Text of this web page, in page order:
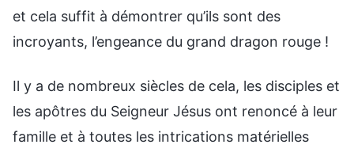
et cela suffit à démontrer qu’ils sont des
incroyants, l’engeance du grand dragon rouge !
Il y a de nombreux siècles de cela, les disciples et
les apôtres du Seigneur Jésus ont renoncé à leur
famille et à toutes les intrications matérielles